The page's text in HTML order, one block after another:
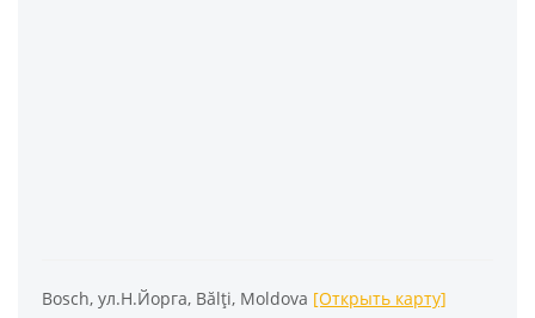
Bosch, ул.Н.Йорга, Bălți, Moldova [Открыть карту]